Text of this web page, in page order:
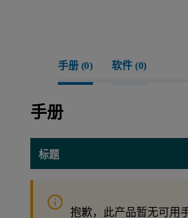
手册 (0) 软件 (0)
手册
标题
抱歉，此产品暂无可用